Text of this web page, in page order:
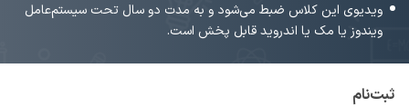
ویدیوی این کلاس ضبط می‌شود و به مدت دو سال تحت سیستم‌عامل
ویندوز یا مک یا اندروید قابل پخش است.
ثبت‌نام